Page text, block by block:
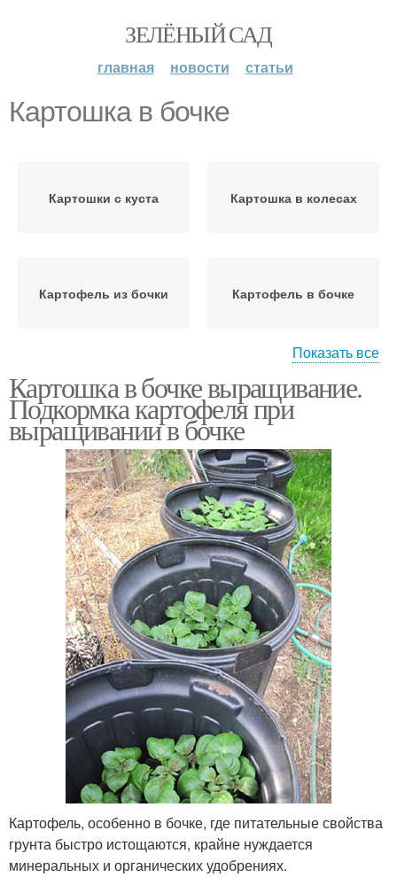
ЗЕЛЁНЫЙ САД
главная новости статьи
Картошка в бочке
Картошки с куста Картошка в колесах
Картофель из бочки Картофель в бочке
Картошки в мешках Картошка в мешке
Выращивание в бочках
Показать все
Картошка в бочке выращивание.
Подкормка картофеля при
выращивании в бочке
Картофель, особенно в бочке, где питательные свойства
грунта быстро истощаются, крайне нуждается
минеральных и органических удобрениях.